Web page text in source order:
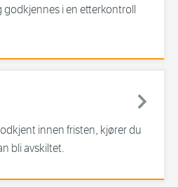
i en etterkontroll
innen fristen, kjører du
bli avskiltet.